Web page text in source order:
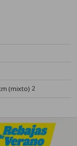
(mixto)